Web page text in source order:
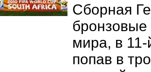
Сборная
мира, в 11-
попав в